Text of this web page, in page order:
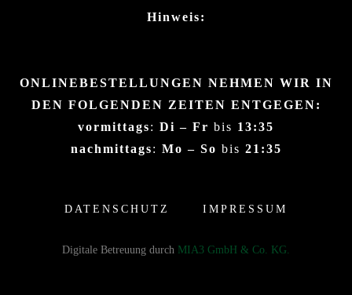
Hinweis:
ONLINEBESTELLUNGEN NEHMEN WIR IN
DEN FOLGENDEN ZEITEN ENTGEGEN:
vormittags: Di – Fr bis 13:35
nachmittags: Mo – So bis 21:35
DATENSCHUTZ IMPRESSUM
Digitale Betreuung durch MIA3 GmbH & Co. KG.